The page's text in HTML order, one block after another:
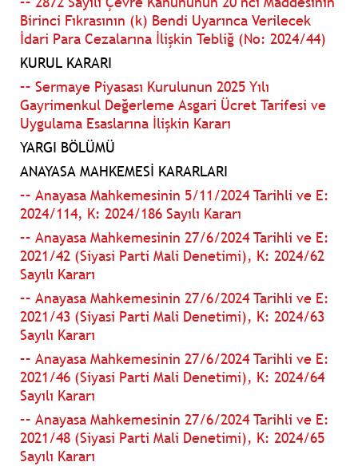
Birinci Fıkrasının (k) Bendi Uyarınca Verilecek
İdari Para Cezalarına İlişkin Tebliğ (No: 2024/44)
KURUL KARARI
–– Sermaye Piyasası Kurulunun 2025 Yılı
Gayrimenkul Değerleme Asgari Ücret Tarifesi ve
Uygulama Esaslarına İlişkin Kararı
YARGI BÖLÜMÜ
ANAYASA MAHKEMESİ KARARLARI
–– Anayasa Mahkemesinin 5/11/2024 Tarihli ve E:
2024/114, K: 2024/186 Sayılı Kararı
–– Anayasa Mahkemesinin 27/6/2024 Tarihli ve E:
2021/42 (Siyasi Parti Mali Denetimi), K: 2024/62
Sayılı Kararı
–– Anayasa Mahkemesinin 27/6/2024 Tarihli ve E:
2021/43 (Siyasi Parti Mali Denetimi), K: 2024/63
Sayılı Kararı
–– Anayasa Mahkemesinin 27/6/2024 Tarihli ve E:
2021/46 (Siyasi Parti Mali Denetimi), K: 2024/64
Sayılı Kararı
–– Anayasa Mahkemesinin 27/6/2024 Tarihli ve E:
2021/48 (Siyasi Parti Mali Denetimi), K: 2024/65
Sayılı Kararı